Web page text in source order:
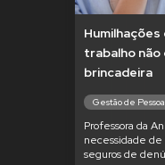
trabalho
brincadeira
Gestão de
Professora da
necessidade de
seguros de